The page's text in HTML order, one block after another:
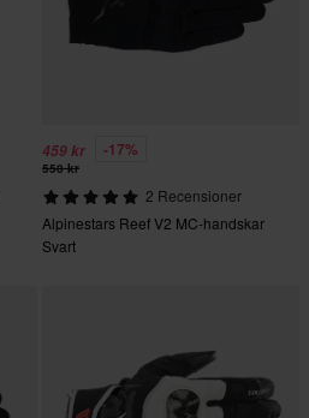
459 kr -17%
550 kr
2 Recensioner
Alpinestars Reef V2 MC-handskar
Svart